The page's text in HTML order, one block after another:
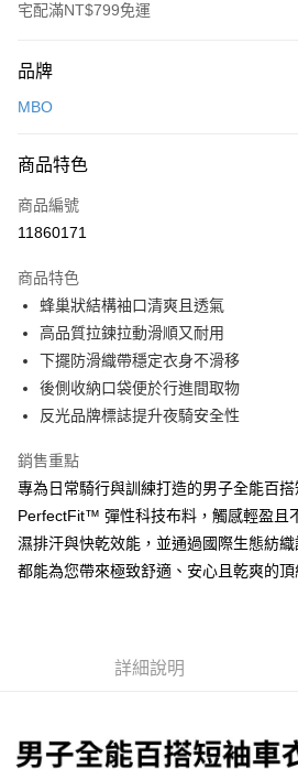
宅配滿NT$799免運
信用卡一次付款
Apple Pay
街口支付
Google Pay
全盈+PAY
AFTEE先享後付
相關說明
【關於「AFTEE先享後付」】
便利好安心！
１．簡單：不需註冊會員、不需綁卡、不需儲
２．便利：只要手機號碼，簡訊認證，即可結
３．安心：先確認商品／服務後，再付款。
【「AFTEE先享後付」結帳流程】
１．於結帳方式選擇「AFTEE先享後付」後，
ATM／網路銀行／等多元方式進行付款，方視
※ 請注意：結帳手續完成當下不需立刻繳費，
※ 交易是否成功請以「AFTEE先享後付 」之
是否繳費成功／繳費後需取消欲退款等相關疑
運送方式
品牌
MBO
商品特色
商品編號
11860171
商品特色
蜂巢狀結構袖口清爽且透氣
高品質拉鍊拉動滑順又耐用
下擺防滑織帶穩定衣身不滑移
後側收納口袋便於行進間取物
反光品牌標誌提升夜騎安全性
銷售重點
專為日常騎行與訓練打造的男子全能百
PerfectFit™ 彈性科技布料，觸感輕盈且
濕排汗與快乾效能，並通過國際生態紡
都能為您帶來極致舒適、安心且乾爽的頂
詳細說明